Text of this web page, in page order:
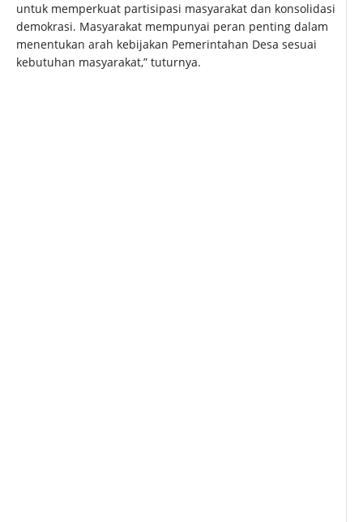
untuk memperkuat partisipasi masyarakat dan konsolidasi
demokrasi. Masyarakat mempunyai peran penting dalam
menentukan arah kebijakan Pemerintahan Desa sesuai
kebutuhan masyarakat,” tuturnya.